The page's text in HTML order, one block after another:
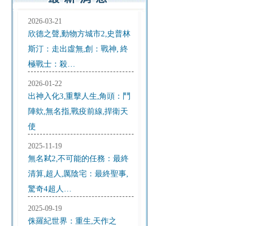
2026-03-21
欣德之聲,動物方城市2,史普林
斯汀：走出虛無,創：戰神, 終
極戰士：殺…
2026-01-22
出神入化3,重擊人生,角頭：鬥
陣欸,無名指,戰疫前線,捍衛天
使
2025-11-19
無名弒2,不可能的任務：最終
清算,超人,厲陰宅：最終聖事,
驚奇4超人…
2025-09-19
侏羅紀世界：重生,天作之